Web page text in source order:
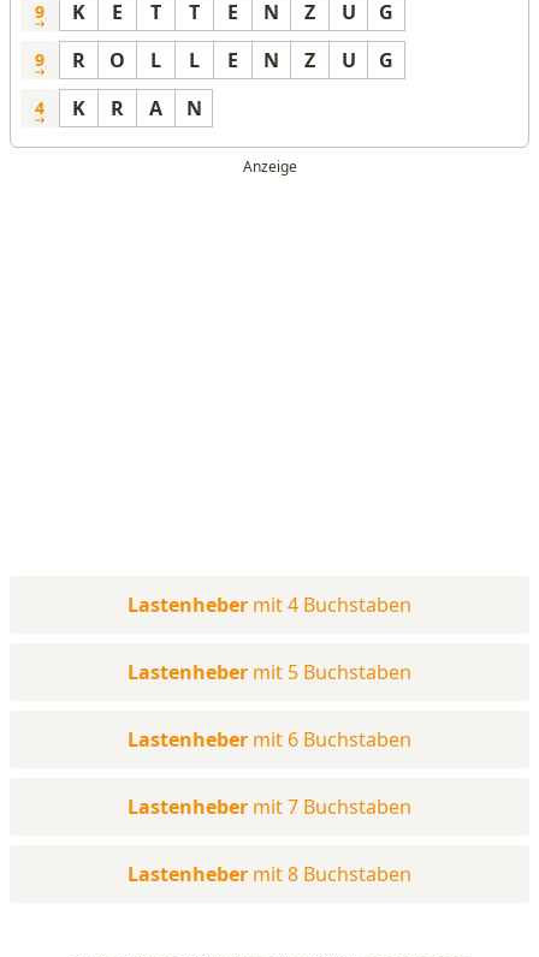
9 K E T T E N Z U G
9 R O L L E N Z U G
4 K R A N
Lastenheber mit 4 Buchstaben
Lastenheber mit 5 Buchstaben
Lastenheber mit 6 Buchstaben
Lastenheber mit 7 Buchstaben
Lastenheber mit 8 Buchstaben